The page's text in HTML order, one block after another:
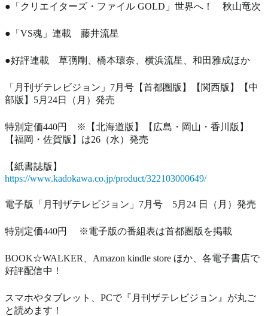
●「クリエイターズ・ファイル GOLD」世界へ！ 秋山竜次
●「VS魂」連載 藤井流星
●好評連載 草彅剛、橋本環奈、横浜流星、和田雅成ほか
「月刊ザテレビジョン」7月号【首都圏版】【関西版】【中
部版】5月24日（月）発売
特別定価440円 ※【北海道版】【広島・岡山・香川版】
【福岡・佐賀版】は26（水）発売
【紙書誌版】
https://www.kadokawa.co.jp/product/322103000649/
電子版「月刊ザテレビジョン」7月号 5月24 日（月）発売
特別定価440円 ※電子版の番組表は首都圏版を掲載
BOOK☆WALKER、Amazon kindle store ほか、各電子書店で
好評配信中！
スマホやタブレット、PCで『月刊ザテレビジョン』が丸ご
と読めます！